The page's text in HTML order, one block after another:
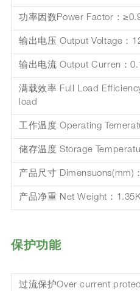
功率因数Power Factor：
输出电压 Output Voltage：
输出电流 Output Curren：
满载效率 Full Load
load
工作温度 Operating
储存温度 Storage
产品尺寸 Dimensuons(mm)
产品净重 Net Weight：
保护功能
过流保护Over current